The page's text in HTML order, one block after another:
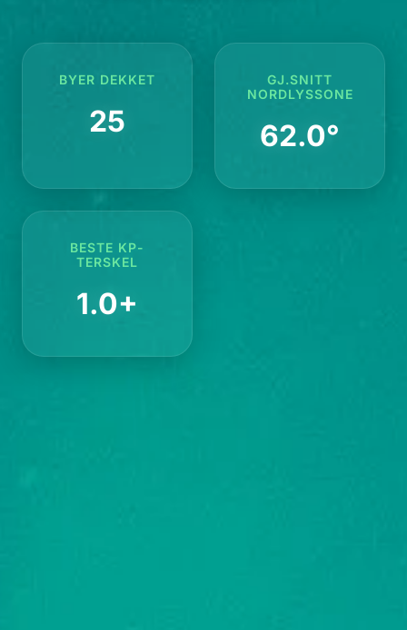
BYER DEKKET
25
GJ.SNITT
NORDLYSSONE
62.0°
BESTE KP-
TERSKEL
1.0+